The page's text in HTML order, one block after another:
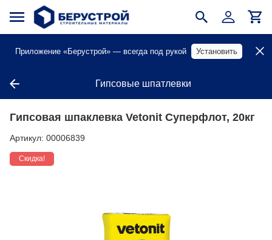
Приложение «Берустрой» — всегда под рукой Установить
Гипсовые шпатлевки
Гипсовая шпаклевка Vetonit Суперфлот, 20кг
Артикул: 00006839
Скидка!